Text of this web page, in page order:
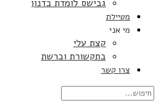
גבישס לומדת בדנון
מטיילת
מי אני
קצת עלי
בתקשורת וברשת
צרו קשר